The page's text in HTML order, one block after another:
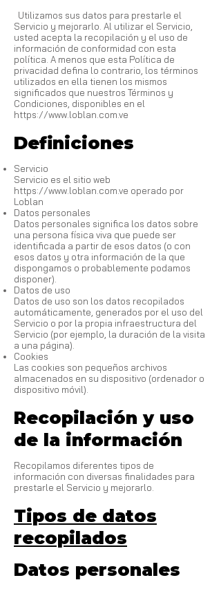
Utilizamos sus datos para prestarle el
Servicio y mejorarlo. Al utilizar el Servicio,
usted acepta la recopilación y el uso de
información de conformidad con esta
política. A menos que esta Política de
privacidad defina lo contrario, los términos
utilizados en ella tienen los mismos
significados que nuestros Términos y
Condiciones, disponibles en el
https://www.loblan.com.ve
Definiciones
Servicio
Servicio es el sitio web
https://www.loblan.com.ve operado por
Loblan
Datos personales
Datos personales significa los datos sobre
una persona física viva que puede ser
identificada a partir de esos datos (o con
esos datos y otra información de la que
dispongamos o probablemente podamos
disponer).
Datos de uso
Datos de uso son los datos recopilados
automáticamente, generados por el uso del
Servicio o por la propia infraestructura del
Servicio (por ejemplo, la duración de la visita
a una página).
Cookies
Las cookies son pequeños archivos
almacenados en su dispositivo (ordenador o
dispositivo móvil).
Recopilación y uso
de la información
Recopilamos diferentes tipos de
información con diversas finalidades para
prestarle el Servicio y mejorarlo.
Tipos de datos
recopilados
Datos personales